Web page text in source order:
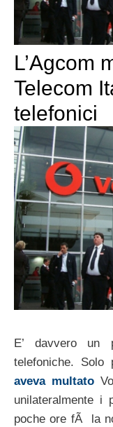
L’Agcom
Telecom
telefonici
E’ davvero un
telefoniche. Solo
aveva multato
unilateralmente i
poche ore fÃ la